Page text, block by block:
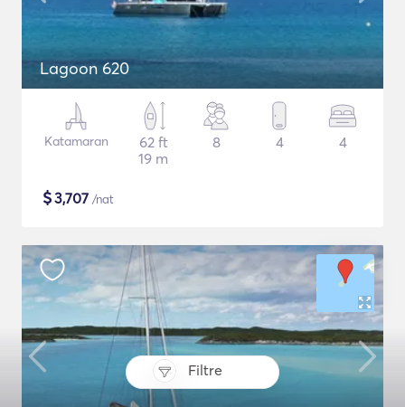
Filtre
Lagoon 620
Katamaran
62 ft
19 m
8 4 4
$3,707 /nat